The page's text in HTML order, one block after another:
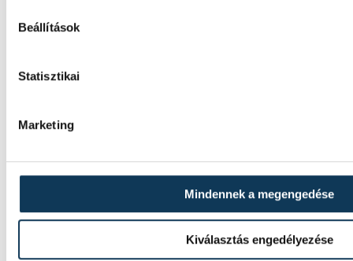
Beállítások
Statisztikai
Marketing
Mindennek a megengedése
Kiválasztás engedélyezése
HunGarian Baja: japán
amelynek jövő héten csütörtöktől
otthont.
Vitális Milán négy évre írt
Athénhoz